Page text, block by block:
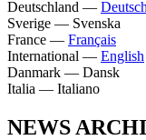
Deutschland — Deutsch
Sverige — Svenska
France — Français
International — English
Danmark — Dansk
Italia — Italiano
NEWS